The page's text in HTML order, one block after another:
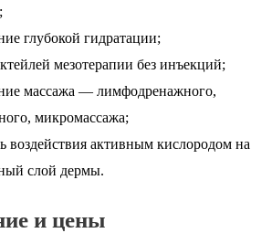
глубокой гидратации;
мезотерапии без инъекций;
массажа — лимфодренажного,
микромассажа;
воздействия активным кислородом на
слой дермы.
и цены